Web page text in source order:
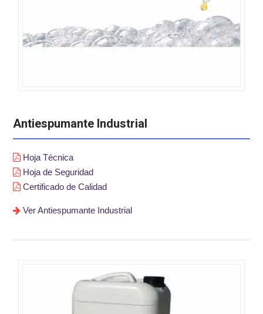
Antiespumante Industrial
Hoja Técnica
Hoja de Seguridad
Certificado de Calidad
Ver Antiespumante Industrial